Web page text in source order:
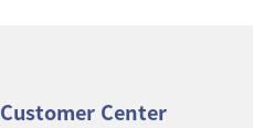
Customer Center